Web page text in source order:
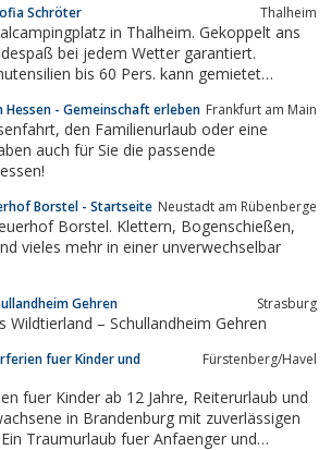
Schröter Thalheim
in Thalheim. Gekoppelt ans
bei jedem Wetter garantiert.
bis 60 Pers. kann gemietet
Reiter können Pferde auf unserer Wiese
organisieren wir...
Hessen - Gemeinschaft erleben Frankfurt am Main
oder eine
auch für Sie die passende
Borstel - Startseite Neustadt am Rübenberge
Klettern, Bogenschießen,
vieles mehr in einer unverwechselbar
Gehren Strasburg
Wildtierland – Schullandheim Gehren
fuer Kinder und
Fürstenberg/Havel
in Brandenburg mit zuverlässigen
Traumurlaub fuer Anfaenger und